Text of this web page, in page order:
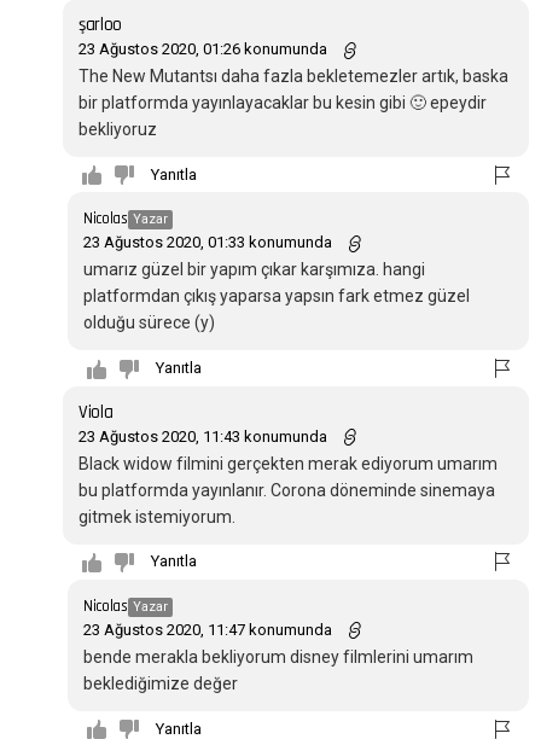
şarloo
23 Ağustos 2020, 01:26 konumunda
The New Mutantsı daha fazla bekletemezler artık, baska
bir platformda yayınlayacaklar bu kesin gibi 🙂 epeydir
bekliyoruz
Yanıtla
Nicolas Yazar
23 Ağustos 2020, 01:33 konumunda
umarız güzel bir yapım çıkar karşımıza. hangi
platformdan çıkış yaparsa yapsın fark etmez güzel
olduğu sürece (y)
Yanıtla
Viola
23 Ağustos 2020, 11:43 konumunda
Black widow filmini gerçekten merak ediyorum umarım
bu platformda yayınlanır. Corona döneminde sinemaya
gitmek istemiyorum.
Yanıtla
Nicolas Yazar
23 Ağustos 2020, 11:47 konumunda
bende merakla bekliyorum disney filmlerini umarım
beklediğimize değer
Yanıtla